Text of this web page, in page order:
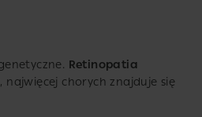
Retinopatia
najwięcej chorych znajduje się